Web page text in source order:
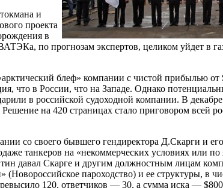
и
проекта
в
по прогнозам экспертов, целиком уйдет в
блеф» компании с чистой прибылью
что в России, что на Западе. Однако
в российской судоходной компании. В
на 420 страницах стало приговором всей
со своего бывшего гендиректора Д.Скарги и
танкеров на «некоммерческих условиях или
давал Скарге и другим должностным лицам
пароходство) и ее структуры, в
120, ответчиков — 30, а сумма иска —